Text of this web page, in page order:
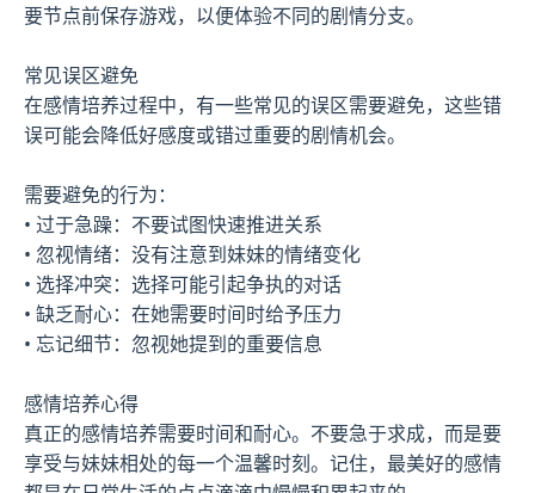
要节点前保存游戏，以便体验不同的剧情分支。
常见误区避免
在感情培养过程中，有一些常见的误区需要避免，这些错
误可能会降低好感度或错过重要的剧情机会。
需要避免的行为：
• 过于急躁：不要试图快速推进关系
• 忽视情绪：没有注意到妹妹的情绪变化
• 选择冲突：选择可能引起争执的对话
• 缺乏耐心：在她需要时间时给予压力
• 忘记细节：忽视她提到的重要信息
感情培养心得
真正的感情培养需要时间和耐心。不要急于求成，而是要
享受与妹妹相处的每一个温馨时刻。记住，最美好的感情